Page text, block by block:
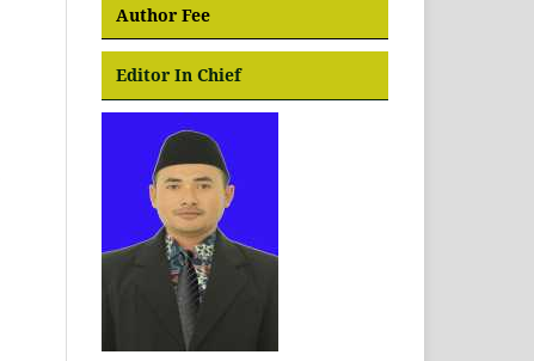
Author Fee
Editor In Chief